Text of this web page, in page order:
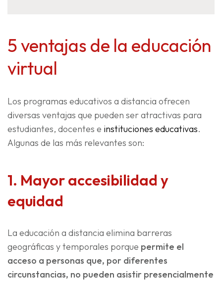
5 ventajas de la educación
virtual
Los programas educativos a distancia ofrecen
diversas ventajas que pueden ser atractivas para
estudiantes, docentes e instituciones educativas.
Algunas de las más relevantes son:
1. Mayor accesibilidad y
equidad
La educación a distancia elimina barreras
geográficas y temporales porque permite el
acceso a personas que, por diferentes
circunstancias, no pueden asistir presencialmente